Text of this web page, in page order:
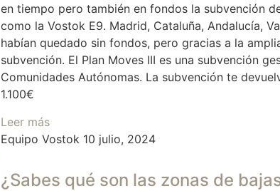
en tiempo pero también en fondos la subvención
como la Vostok E9. Madrid, Cataluña, Andalucía,
habían quedado sin fondos, pero gracias a la
subvención. El Plan Moves III es una subvención
Comunidades Autónomas. La subvención te
1.100€
Leer más
Equipo Vostok 10 julio, 2024
¿Sabes qué son las zonas de